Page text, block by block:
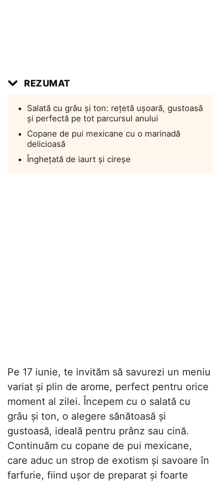
REZUMAT
Salată cu grâu și ton: rețetă ușoară, gustoasă
și perfectă pe tot parcursul anului
Copane de pui mexicane cu o marinadă
delicioasă
Înghețată de iaurt și cireșe
Pe 17 iunie, te invităm să savurezi un meniu
variat și plin de arome, perfect pentru orice
moment al zilei. Începem cu o salată cu
grâu și ton, o alegere sănătoasă și
gustoasă, ideală pentru prânz sau cină.
Continuăm cu copane de pui mexicane,
care aduc un strop de exotism și savoare în
farfurie, fiind ușor de preparat și foarte